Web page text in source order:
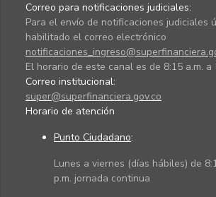
Correo para notificaciones judiciales:
Para el envío de notificaciones judiciales
habilitado el correo electrónico
El horario de este canal es de 8:15 a.m. a
Correo institucional:
super@superfinanciera.gov.co
Horario de atención
Punto Ciudadano:
Lunes a viernes (días hábiles) de
p.m. jornada continua